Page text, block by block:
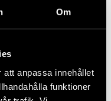
Om
att anpassa innehållet
funktioner
ditt besök: